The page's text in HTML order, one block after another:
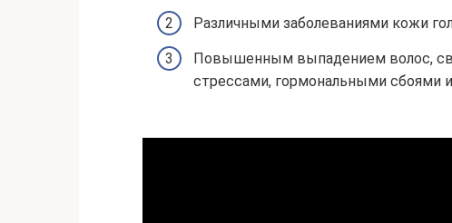
Различными заболеваниями кожи
Повышенным выпадением волос,
стрессами, гормональными сбоями